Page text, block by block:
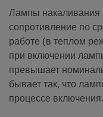
Лампы накаливания
сопротивление по
работе (в теплом
при включении
превышает
бывает так, что
процессе включения.